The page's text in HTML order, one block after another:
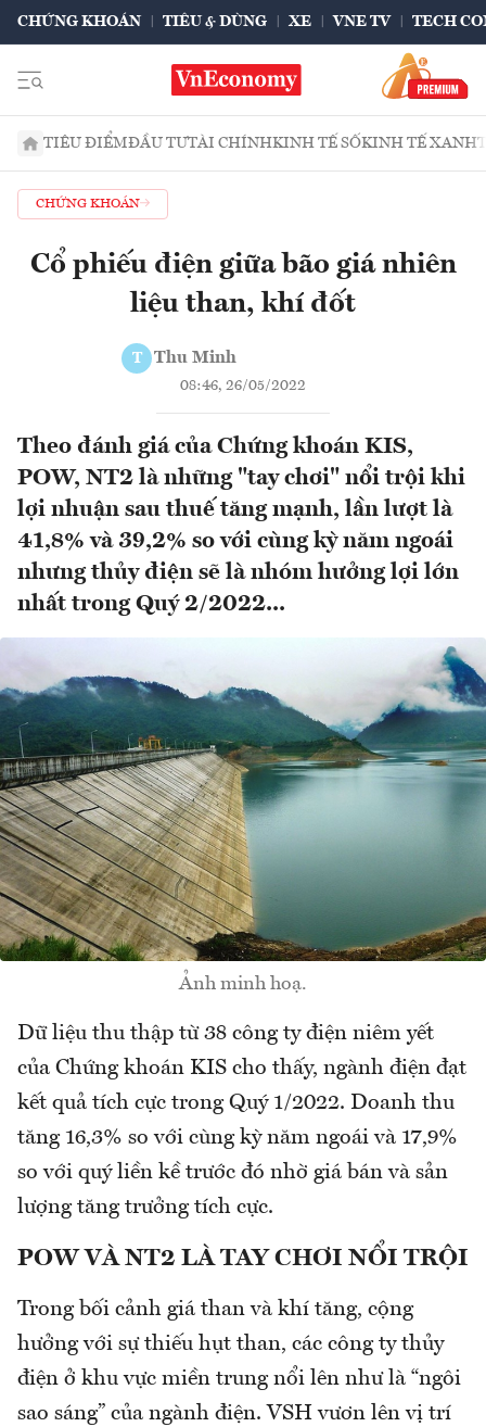
CHỨNG KHOÁN TIÊU & DÙNG XE VNE TV TECH
TIÊU ĐIỂMĐẦU TƯTÀI CHÍNHKINH TẾ SỐKINH TẾ XANH
CHỨNG KHOÁN
Cổ phiếu điện giữa bão giá nhiên
liệu than, khí đốt
T Thu Minh
08:46, 26/05/2022
Theo đánh giá của Chứng khoán KIS,
POW, NT2 là những "tay chơi" nổi trội khi
lợi nhuận sau thuế tăng mạnh, lần lượt là
41,8% và 39,2% so với cùng kỳ năm ngoái
nhưng thủy điện sẽ là nhóm hưởng lợi lớn
nhất trong Quý 2/2022...
Ảnh minh hoạ.
Dữ liệu thu thập từ 38 công ty điện niêm yết
của Chứng khoán KIS cho thấy, ngành điện đạt
kết quả tích cực trong Quý 1/2022. Doanh thu
tăng 16,3% so với cùng kỳ năm ngoái và 17,9%
so với quý liền kề trước đó nhờ giá bán và sản
lượng tăng trưởng tích cực.
POW VÀ NT2 LÀ TAY CHƠI NỔI TRỘI
Trong bối cảnh giá than và khí tăng, cộng
hưởng với sự thiếu hụt than, các công ty thủy
điện ở khu vực miền trung nổi lên như là “ngôi
sao sáng” của ngành điện. VSH vươn lên vị trí